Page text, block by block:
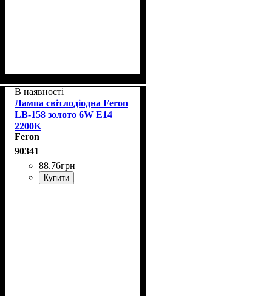
В наявності
Лампа світлодіодна Feron
LB-158 золото 6W E14
2200K
Feron
90341
88.76грн
Купити